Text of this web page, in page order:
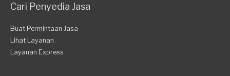
Cari Penyedia Jasa
Buat Permintaan Jasa
Lihat Layanan
Layanan Express